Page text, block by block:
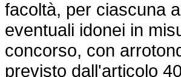
facoltà, per ciascuna
eventuali idonei in
concorso, con
previsto dall'articolo